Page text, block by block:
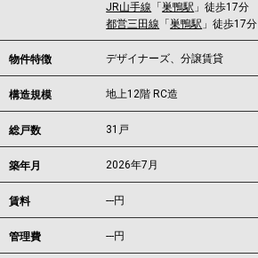
JR山手線 「巣鴨駅 」徒歩17分
都営三田線 「巣鴨駅 」徒歩17分
物件特徴 デザイナーズ、分譲賃貸
構造規模 地上12階 RC造
総戸数 31戸
築年月 2026年7月
賃料 ---円
管理費 ---円